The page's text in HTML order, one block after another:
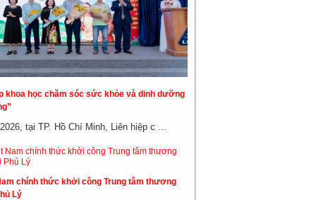
khoa học chăm sóc sức khỏe và dinh dưỡng
tại TP. Hồ Chí Minh, Liên hiệp c ...
chính thức khởi công Trung tâm thương
Lý